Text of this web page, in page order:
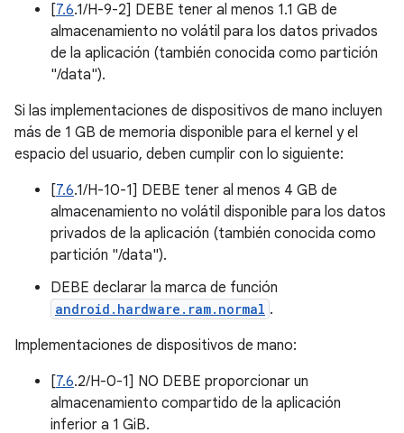
[7.6.1/H-9-2] DEBE tener al menos 1.1 GB de
almacenamiento no volátil para los datos privados
de la aplicación (también conocida como partición
"/data").
Si las implementaciones de dispositivos de mano incluyen
más de 1 GB de memoria disponible para el kernel y el
espacio del usuario, deben cumplir con lo siguiente:
[7.6.1/H-10-1] DEBE tener al menos 4 GB de
almacenamiento no volátil disponible para los datos
privados de la aplicación (también conocida como
partición "/data").
DEBE declarar la marca de función
android.hardware.ram.normal .
Implementaciones de dispositivos de mano:
[7.6.2/H-0-1] NO DEBE proporcionar un
almacenamiento compartido de la aplicación
inferior a 1 GiB.